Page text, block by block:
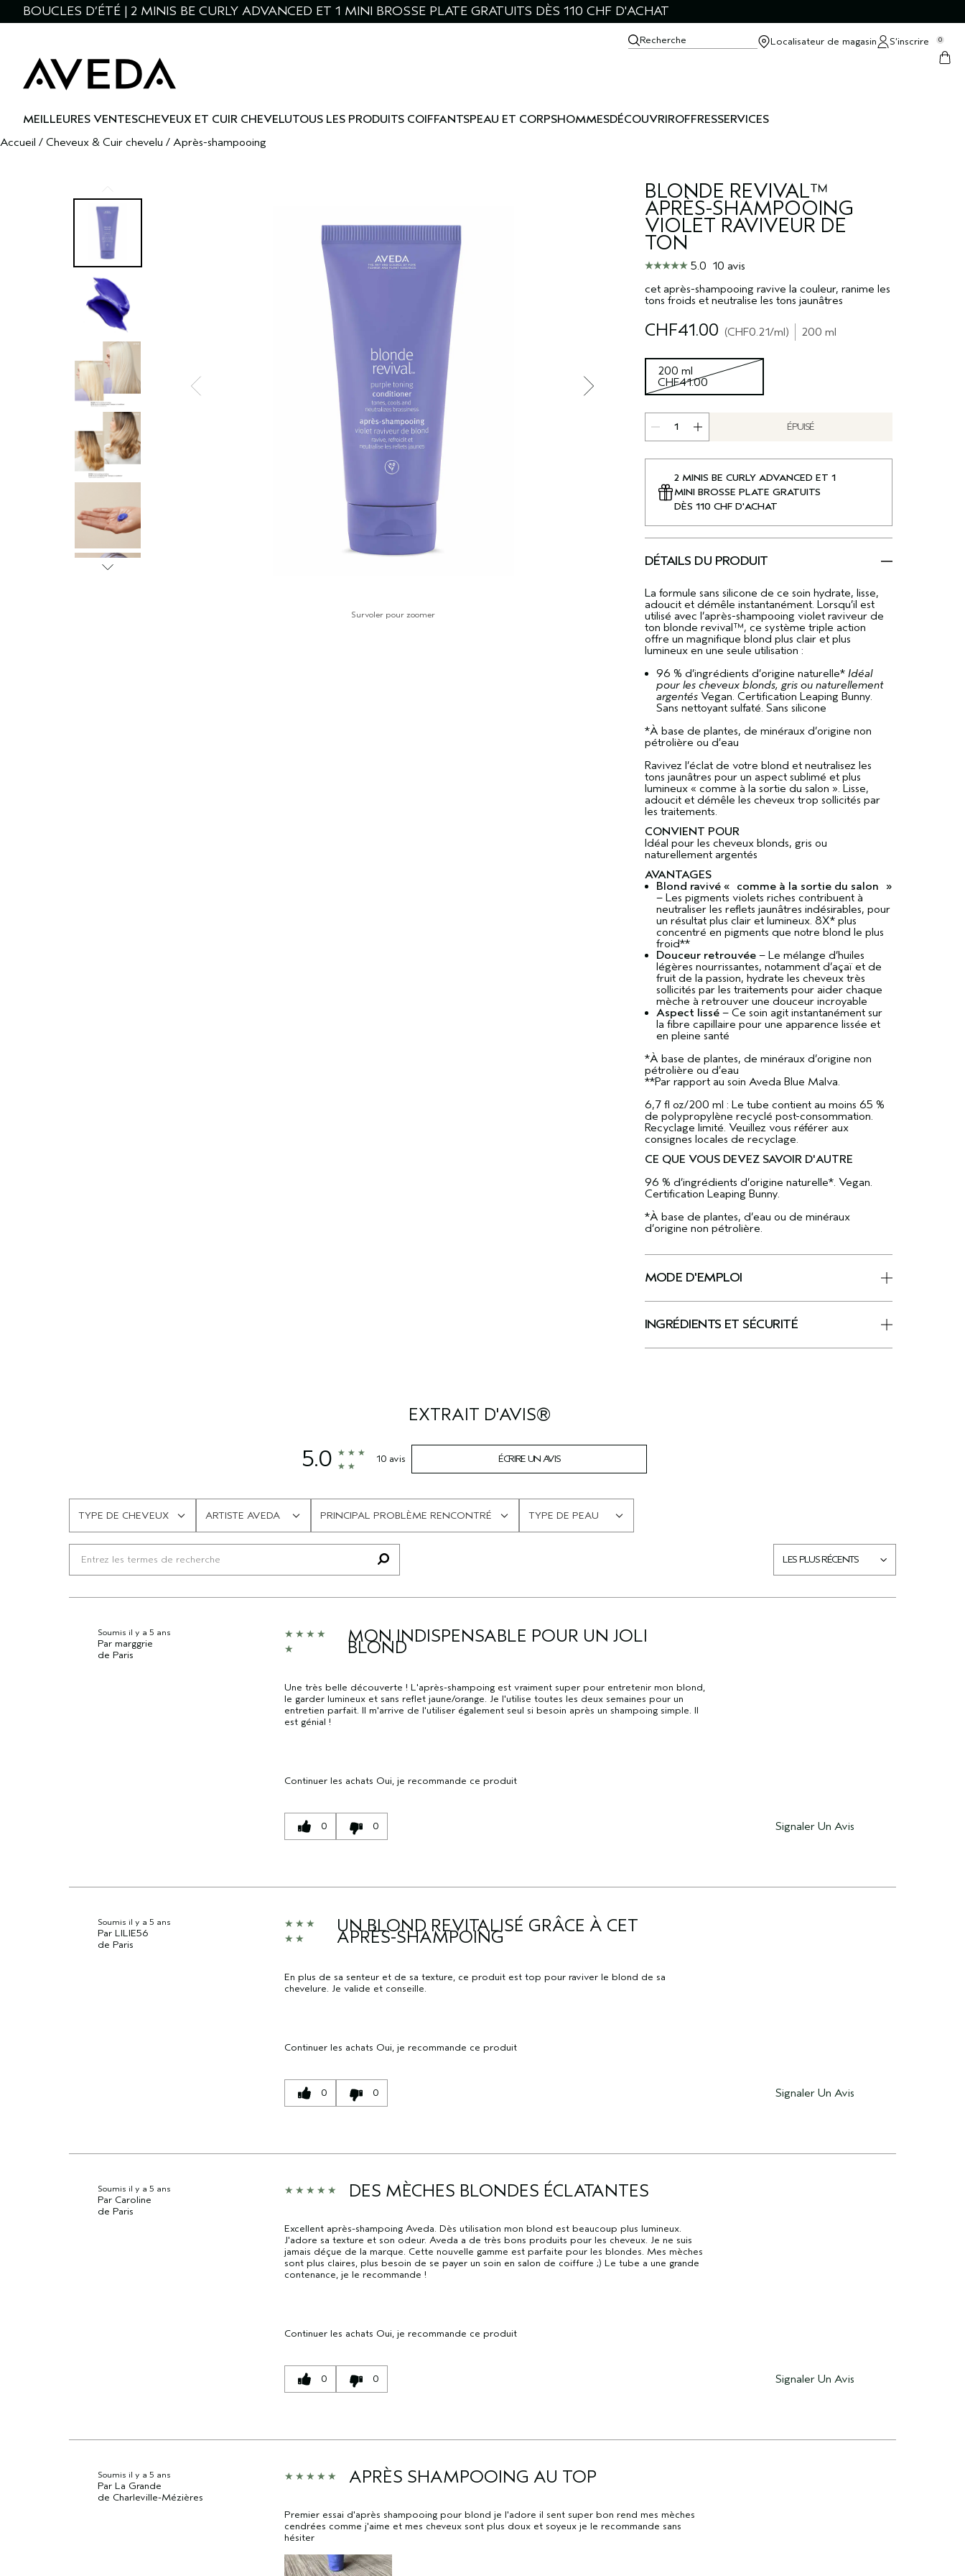
BOUCLES D’ÉTÉ | 2 MINIS BE CURLY ADVANCED ET 1 MINI BROSSE PLATE GRATUITS DÈS 110 CHF D'ACHAT
Recherche Localisateur de magasin S’inscrire 0
MEILLEURES VENTESCHEVEUX ET CUIR CHEVELUTOUS LES PRODUITS COIFFANTSPEAU ET CORPSHOMMESDÉCOUVRIROFFRESSERVICES
Accueil / Cheveux & Cuir chevelu / Après-shampooing
BLONDE REVIVAL™
APRÈS-SHAMPOOING
VIOLET RAVIVEUR DE
TON
5.0 10 avis
cet après-shampooing ravive la couleur, ranime les
tons froids et neutralise les tons jaunâtres
Survoler pour zoomer
CHF41.00 CHF0.21/ml 200 ml
200 ml
CHF41.00
ÉPUISÉ
2 MINIS BE CURLY ADVANCED ET 1
MINI BROSSE PLATE GRATUITS
DÈS 110 CHF D'ACHAT
DÉTAILS DU PRODUIT
La formule sans silicone de ce soin hydrate, lisse,
adoucit et démêle instantanément. Lorsqu’il est
utilisé avec l’après-shampooing violet raviveur de
ton blonde revival™, ce système triple action
offre un magnifique blond plus clair et plus
lumineux en une seule utilisation :
96 % d’ingrédients d’origine naturelle* Idéal
pour les cheveux blonds, gris ou naturellement
argentés Vegan. Certification Leaping Bunny.
Sans nettoyant sulfaté. Sans silicone
*À base de plantes, de minéraux d’origine non
pétrolière ou d’eau
Ravivez l’éclat de votre blond et neutralisez les
tons jaunâtres pour un aspect sublimé et plus
lumineux « comme à la sortie du salon ». Lisse,
adoucit et démêle les cheveux trop sollicités par
les traitements.
CONVIENT POUR
Idéal pour les cheveux blonds, gris ou
naturellement argentés
AVANTAGES
Blond ravivé « comme à la sortie du salon »
– Les pigments violets riches contribuent à
neutraliser les reflets jaunâtres indésirables, pour
un résultat plus clair et lumineux. 8X* plus
concentré en pigments que notre blond le plus
froid**
Douceur retrouvée– Le mélange d’huiles
légères nourrissantes, notamment d’açaï et de
fruit de la passion, hydrate les cheveux très
sollicités par les traitements pour aider chaque
mèche à retrouver une douceur incroyable
Aspect lissé– Ce soin agit instantanément sur
la fibre capillaire pour une apparence lissée et
en pleine santé
*À base de plantes, de minéraux d’origine non
pétrolière ou d’eau
**Par rapport au soin Aveda Blue Malva.
6,7 fl oz/200 ml : Le tube contient au moins 65 %
de polypropylène recyclé post-consommation.
Recyclage limité. Veuillez vous référer aux
consignes locales de recyclage.
CE QUE VOUS DEVEZ SAVOIR D'AUTRE
96 % d’ingrédients d’origine naturelle*. Vegan.
Certification Leaping Bunny.
*À base de plantes, d’eau ou de minéraux
d’origine non pétrolière.
MODE D'EMPLOI
INGRÉDIENTS ET SÉCURITÉ
EXTRAIT D'AVIS®
5.0 10 avis ÉCRIRE UN AVIS
TYPE DE CHEVEUX ARTISTE AVEDA PRINCIPAL PROBLÈME RENCONTRÉ TYPE DE PEAU
MON INDISPENSABLE POUR UN JOLI
BLOND
Soumis il y a 5 ans
Par marggrie
de Paris
Une très belle découverte ! L'après-shampoing est vraiment super pour entretenir mon blond,
le garder lumineux et sans reflet jaune/orange. Je l'utilise toutes les deux semaines pour un
entretien parfait. Il m'arrive de l'utiliser également seul si besoin après un shampoing simple. Il
est génial !
Continuer les achats Oui, je recommande ce produit
0 0 Signaler Un Avis
UN BLOND REVITALISÉ GRÂCE À CET
APRÈS-SHAMPOING
Soumis il y a 5 ans
Par LILIE56
de Paris
En plus de sa senteur et de sa texture, ce produit est top pour raviver le blond de sa
chevelure. Je valide et conseille.
Continuer les achats Oui, je recommande ce produit
0 0 Signaler Un Avis
DES MÈCHES BLONDES ÉCLATANTES
Soumis il y a 5 ans
Par Caroline
de Paris
Excellent après-shampoing Aveda. Dès utilisation mon blond est beaucoup plus lumineux.
J'adore sa texture et son odeur. Aveda a de très bons produits pour les cheveux. Je ne suis
jamais déçue de la marque. Cette nouvelle gamme est parfaite pour les blondes. Mes mèches
sont plus claires, plus besoin de se payer un soin en salon de coiffure ;) Le tube a une grande
contenance, je le recommande !
Continuer les achats Oui, je recommande ce produit
0 0 Signaler Un Avis
APRÈS SHAMPOOING AU TOP
Soumis il y a 5 ans
Par La Grande
de Charleville-Mézières
Premier essai d'après shampooing pour blond je l'adore il sent super bon rend mes mèches
cendrées comme j'aime et mes cheveux sont plus doux et soyeux je le recommande sans
hésiter